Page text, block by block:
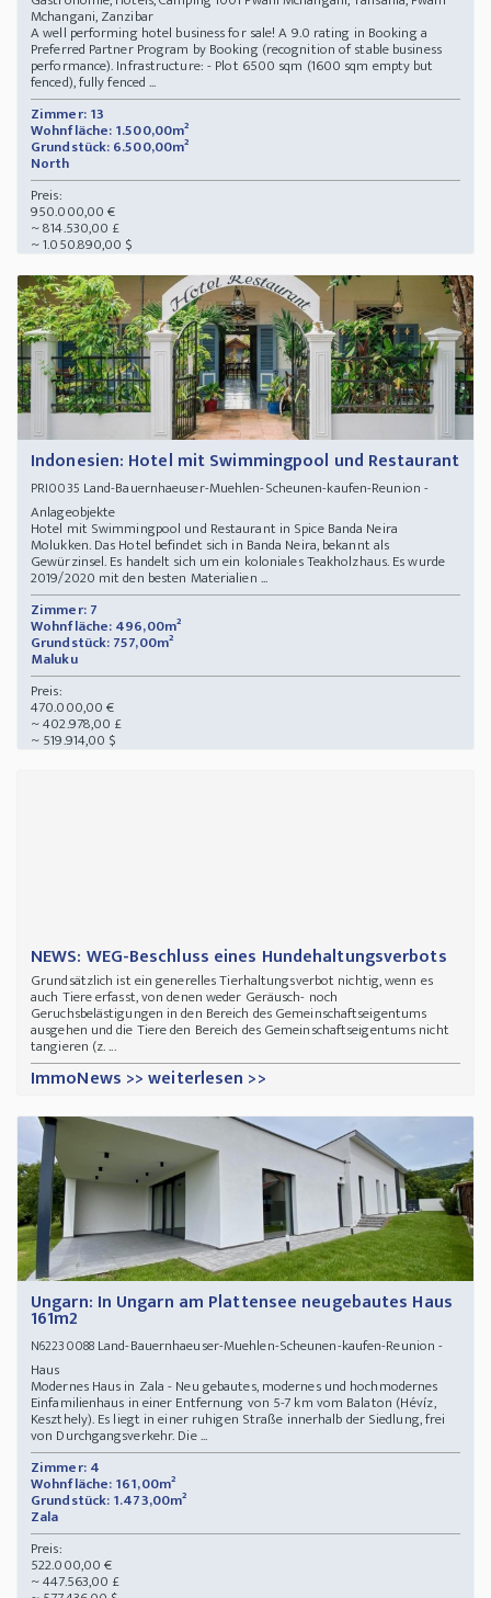
Mchangani, Zanzibar
A well performing hotel business for sale! A 9.0 rating in Booking a
Preferred Partner Program by Booking (recognition of stable business
performance). Infrastructure: - Plot 6500 sqm (1600 sqm empty but
fenced), fully fenced ...
Zimmer: 13
Wohnfläche: 1.500,00m²
Grundstück: 6.500,00m²
North
Preis:
950.000,00 €
~ 814.530,00 £
~ 1.050.890,00 $
Indonesien: Hotel mit Swimmingpool und Restaurant
PRI0035 Land-Bauernhaeuser-Muehlen-Scheunen-kaufen-Reunion -
Anlageobjekte
Hotel mit Swimmingpool und Restaurant in Spice Banda Neira
Molukken. Das Hotel befindet sich in Banda Neira, bekannt als
Gewürzinsel. Es handelt sich um ein koloniales Teakholzhaus. Es wurde
2019/2020 mit den besten Materialien ...
Zimmer: 7
Wohnfläche: 496,00m²
Grundstück: 757,00m²
Maluku
Preis:
470.000,00 €
~ 402.978,00 £
~ 519.914,00 $
NEWS: WEG-Beschluss eines Hundehaltungsverbots
Grundsätzlich ist ein generelles Tierhaltungsverbot nichtig, wenn es
auch Tiere erfasst, von denen weder Geräusch- noch
Geruchsbelästigungen in den Bereich des Gemeinschaftseigentums
ausgehen und die Tiere den Bereich des Gemeinschaftseigentums nicht
tangieren (z. ...
ImmoNews >> weiterlesen >>
Ungarn: In Ungarn am Plattensee neugebautes Haus
161m2
N62230088Land-Bauernhaeuser-Muehlen-Scheunen-kaufen-Reunion -
Haus
Modernes Haus in Zala - Neu gebautes, modernes und hochmodernes
Einfamilienhaus in einer Entfernung von 5-7 km vom Balaton (Hévíz,
Keszthely). Es liegt in einer ruhigen Straße innerhalb der Siedlung, frei
von Durchgangsverkehr. Die ...
Zimmer: 4
Wohnfläche: 161,00m²
Grundstück: 1.473,00m²
Zala
Preis:
522.000,00 €
~ 447.563,00 £